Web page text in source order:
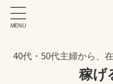
40代・50代主婦から、
稼げ